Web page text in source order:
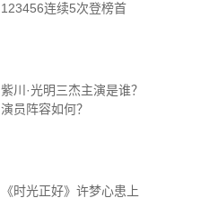
123456连续5次登榜首
紫川·光明三杰主演是谁？
演员阵容如何？
《时光正好》许梦心患上